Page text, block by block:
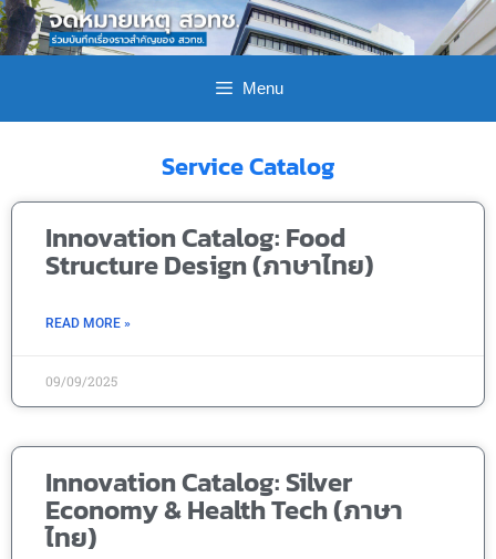
Menu
Service Catalog
Innovation Catalog: Food
Structure Design (ภาษาไทย)
READ MORE »
09/09/2025
Innovation Catalog: Silver
Economy & Health Tech (ภาษา
ไทย)